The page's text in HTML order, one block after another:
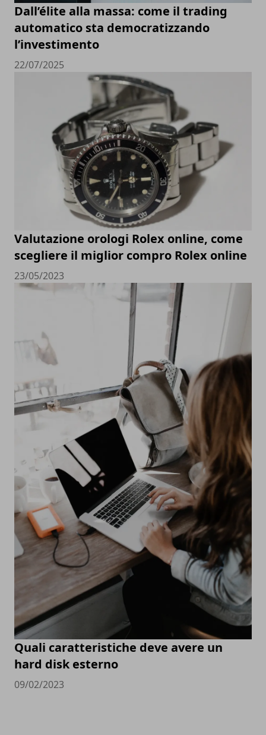
Dall’élite alla massa: come il trading
automatico sta democratizzando
l’investimento
22/07/2025
Valutazione orologi Rolex online, come
scegliere il miglior compro Rolex online
23/05/2023
Quali caratteristiche deve avere un
hard disk esterno
09/02/2023